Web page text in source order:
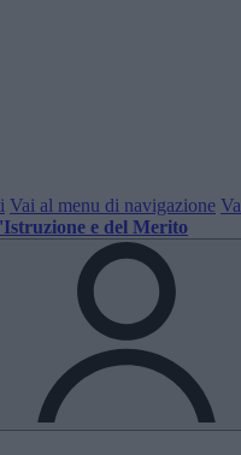
Vai al menu di navigazione
e del Merito